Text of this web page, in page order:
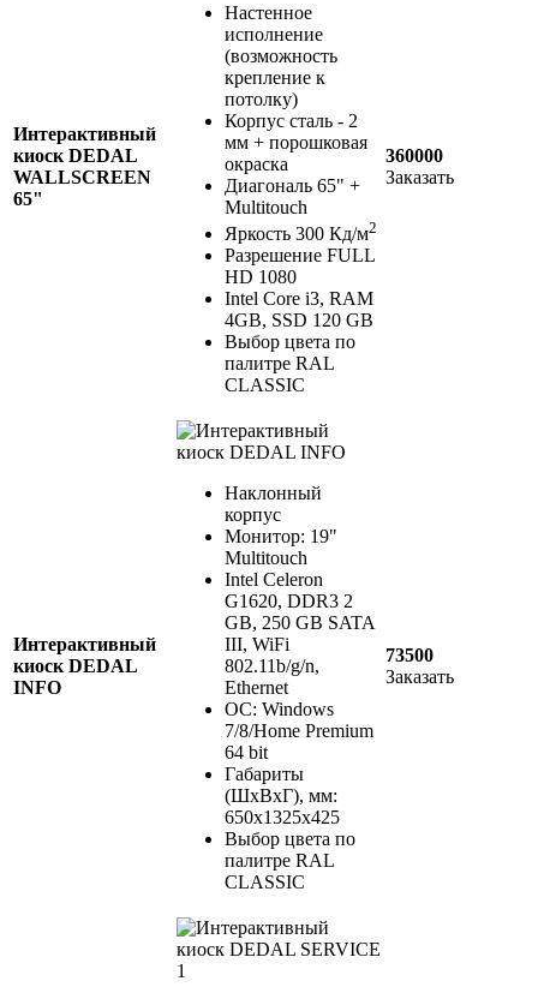
Интерактивный
киоск DEDAL
WALLSCREEN
65"
Настенное
исполнение
(возможность
крепление к
потолку)
Корпус сталь - 2
мм + порошковая
окраска
Диагональ 65" +
Multitouch
Яркость 300 Кд/м2
Разрешение FULL
HD 1080
Intel Core i3, RAM
4GB, SSD 120 GB
Выбор цвета по
палитре RAL
CLASSIC
360000
Заказать
Интерактивный
киоск DEDAL
INFO
Наклонный
корпус
Монитор: 19"
Multitouch
Intel Celeron
G1620, DDR3 2
GB, 250 GB SATA
III, WiFi
802.11b/g/n,
Ethernet
ОС: Windows
7/8/Home Premium
64 bit
Габариты
(ШхВхГ), мм:
650х1325х425
Выбор цвета по
палитре RAL
CLASSIC
73500
Заказать